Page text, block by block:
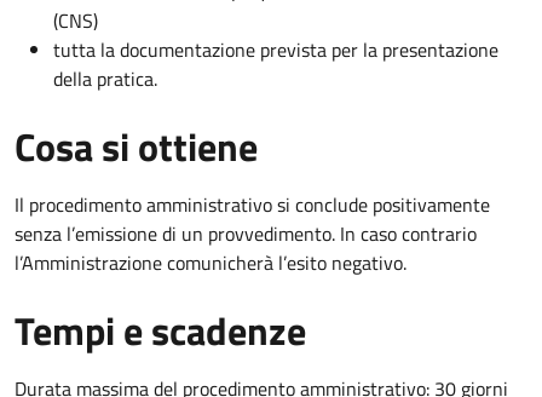
(CNS)
tutta la documentazione prevista per la presentazione
della pratica.
Cosa si ottiene
Il procedimento amministrativo si conclude positivamente
senza l’emissione di un provvedimento. In caso contrario
l’Amministrazione comunicherà l’esito negativo.
Tempi e scadenze
Durata massima del procedimento amministrativo: 30 giorni